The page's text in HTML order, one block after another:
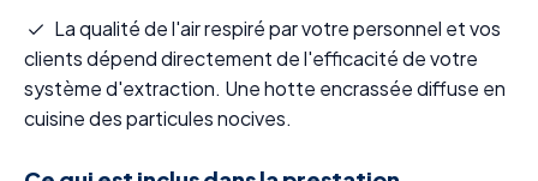
La qualité de l'air respiré par votre personnel et vos
clients dépend directement de l'efficacité de votre
système d'extraction. Une hotte encrassée diffuse en
cuisine des particules nocives.